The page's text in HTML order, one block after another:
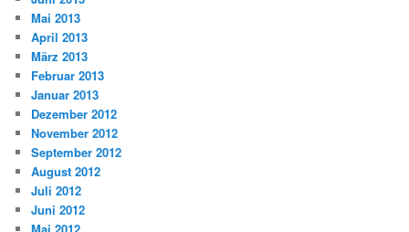
Mai 2013
April 2013
März 2013
Februar 2013
Januar 2013
Dezember 2012
November 2012
September 2012
August 2012
Juli 2012
Juni 2012